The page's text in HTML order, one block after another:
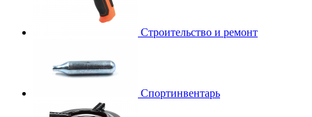
Строительство и ремонт
Спортинвентарь